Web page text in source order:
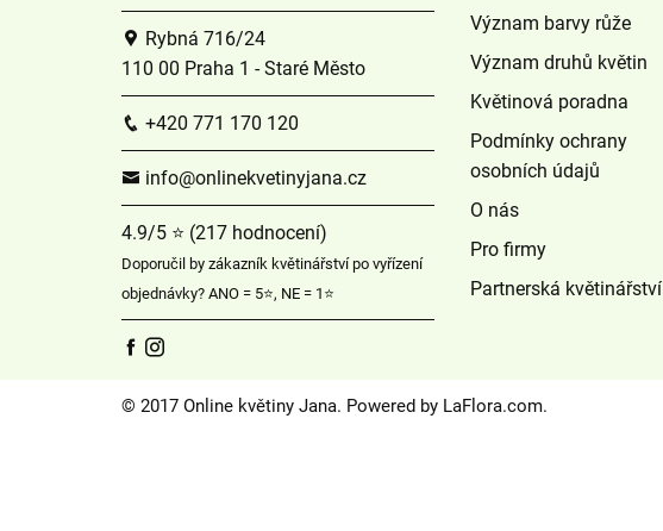
Rybná 716/24
110 00 Praha 1 - Staré Město
+420 771 170 120
info@onlinekvetinyjana.cz
4.9/5 ⭐ (217 hodnocení)
Doporučil by zákazník květinářství po vyřízení
objednávky? ANO = 5⭐, NE = 1⭐
Význam barvy růže
Význam druhů květin
Květinová poradna
Podmínky ochrany
osobních údajů
O nás
Pro firmy
Partnerská květinářství
© 2017 Online květiny Jana. Powered by LaFlora.com.